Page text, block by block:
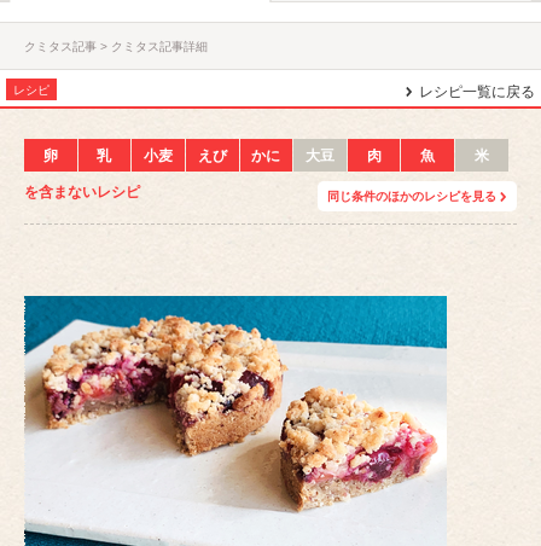
クミタス記事 クミタス記事詳細
レシピ レシピ一覧に戻る
卵 乳 小麦 えび かに 大豆 肉 魚 米
を含まないレシピ 同じ条件のほかのレシピを見る